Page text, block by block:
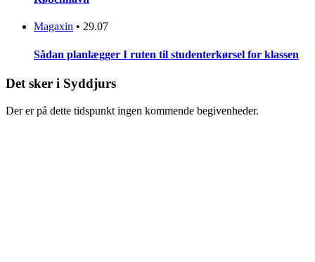
Magaxin • 29.07
Sådan planlægger I ruten til studenterkørsel for klassen
Det sker i Syddjurs
Der er på dette tidspunkt ingen kommende begivenheder.